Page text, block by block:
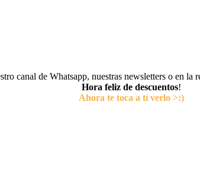
canal de Whatsapp, nuestras newsletters o en
Hora feliz de descuentos!
Ahora te toca a tí verlo >:)